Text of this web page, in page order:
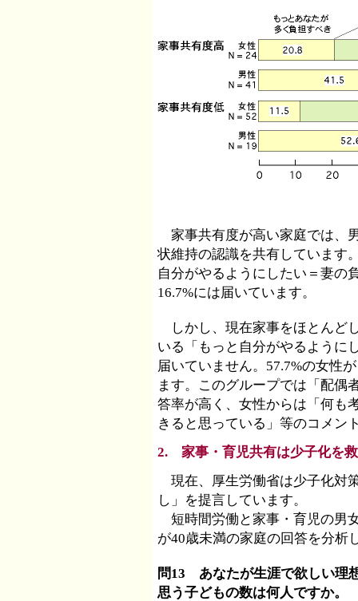
家事共有度が高い家庭では、
状維持の認識を共有しています
自分がやるようにしたい＝妻の
16.7%には届いています。
しかし、現在家事をほとんど
いる「もっと自分がやるように
届いていません。57.7%の女性
ます。このグループでは「配偶
答率が高く、女性からは「何も
きると思っている」等のコメン
2. 家事・育児共有は少子化を
現在、厚生労働省は少子化対
し」を提言しています。
短時間労働と家事・育児の男
が40歳未満の家庭の回答を分析
問13 あなたが生涯で欲しい理
思う子どもの数は何人ですか。